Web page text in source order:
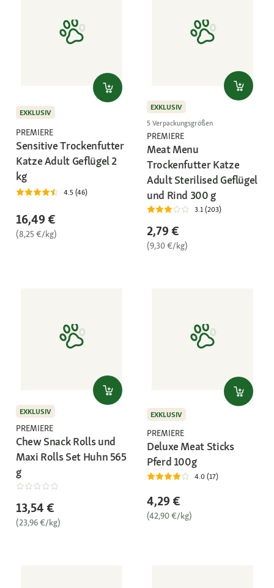
EXKLUSIV
PREMIERE
Sensitive Trockenfutter
Katze Adult Geflügel 2
kg
4.5 (46)
16,49 €
(8,25 €/kg)
EXKLUSIV
5 Verpackungsgrößen
PREMIERE
Meat Menu
Trockenfutter Katze
Adult Sterilised Geflügel
und Rind 300 g
3.1 (203)
2,79 €
(9,30 €/kg)
EXKLUSIV
PREMIERE
Chew Snack Rolls und
Maxi Rolls Set Huhn 565
g
13,54 €
(23,96 €/kg)
EXKLUSIV
PREMIERE
Deluxe Meat Sticks
Pferd 100g
4.0 (17)
4,29 €
(42,90 €/kg)